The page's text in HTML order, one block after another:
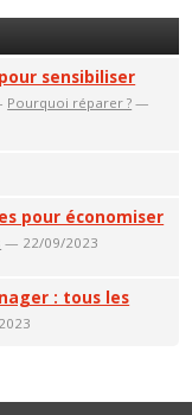
sensibiliser
Pourquoi réparer ? —
pour économiser
— 22/09/2023
: tous les